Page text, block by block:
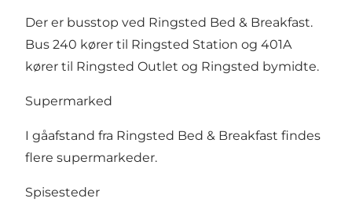
Der er busstop ved Ringsted Bed & Breakfast.
Bus 240 kører til Ringsted Station og 401A
kører til Ringsted Outlet og Ringsted bymidte.
Supermarked
I gåafstand fra Ringsted Bed & Breakfast findes
flere supermarkeder.
Spisesteder